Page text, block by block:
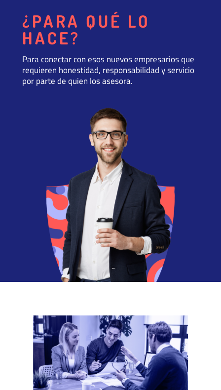
¿PARA QUÉ LO
HACE?
Para conectar con esos nuevos empresarios que
requieren honestidad, responsabilidad y servicio
por parte de quien los asesora.